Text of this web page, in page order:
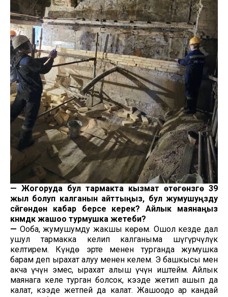
— Жогоруда бул тармакта кызмат өтөгөнүзгө 39
жыл болуп калганын айттыңыз, бул жумушуңүзду
сүйгөндөн кабар берсе керек? Айлык маянаңыз
күнүмдүк жашоо турмушка жетеби?
— Ооба, жумушумду жакшы көрөм. Ошол кезде дал
ушул тармакка келип калганыма шүгүрчүлүк
келтирем. Күндө эрте менен турганда жумушка
барам деп ырахат алуу менен келем. Эң башкысы мен
акча үчүн эмес, ырахат алыш үчүн иштейм. Айлык
маянага келе турган болсок, кээде жетип ашып да
калат, кээде жетпей да калат. Жашоодо ар кандай